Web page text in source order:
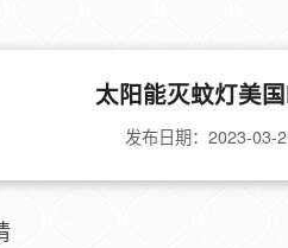
太阳能灭蚊灯美
发布日期：2023-